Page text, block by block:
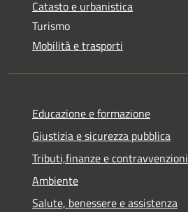
Catasto e urbanistica
Turismo
Mobilità e trasporti
Educazione e formazione
Giustizia e sicurezza pubblica
Tributi,finanze e contravvenzioni
Ambiente
Salute, benessere e assistenza